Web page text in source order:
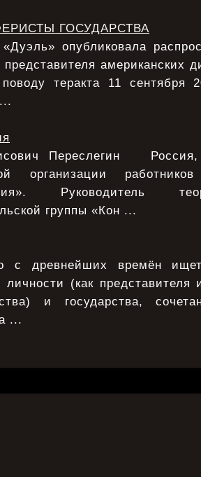
ГОСУДАРСТВА
опубликовала
представителя американских
теракта 11
Переслегин Россия,
организации
Руководитель
группы «Кон ...
с древнейших времён
личности (как представителя
и государства,
...